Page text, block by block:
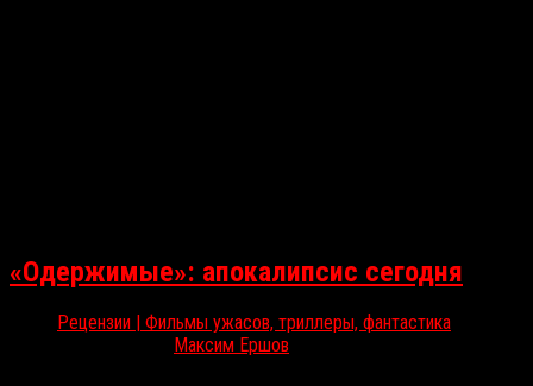
«Одержимые»: апокалипсис сегодня
Рецензии | Фильмы ужасов, триллеры, фантастика
Максим Ершов